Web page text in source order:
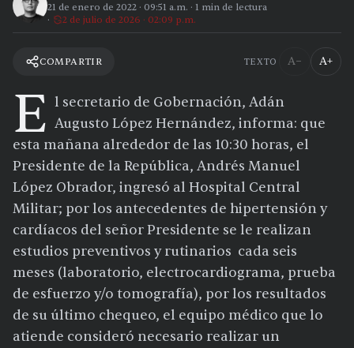
21 de enero de 2022 · 09:51 a.m. · 1 min de lectura
2 de julio de 2026 · 02:09 p.m.
COMPARTIR TEXTO A− A+
E l secretario de Gobernación, Adán
Augusto López Hernández, informa: que
esta mañana alrededor de las 10:30 horas, el
Presidente de la República, Andrés Manuel
López Obrador, ingresó al Hospital Central
Militar; por los antecedentes de hipertensión y
cardíacos del señor Presidente se le realizan
estudios preventivos y rutinarios cada seis
meses (laboratorio, electrocardiograma, prueba
de esfuerzo y/o tomografía), por los resultados
de su último chequeo, el equipo médico que lo
atiende consideró necesario realizar un